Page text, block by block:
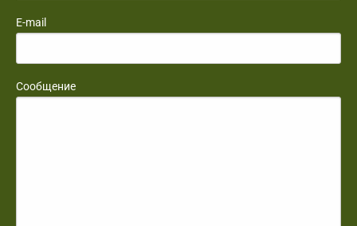
E-mail
Сообщение